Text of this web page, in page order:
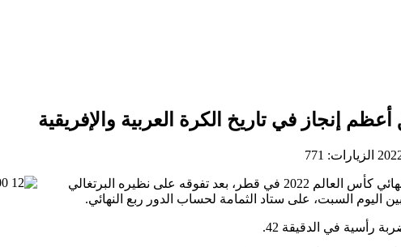
إنجاز في تاريخ الكرة العربية والإفريقية
الزيارات: 771
نجح منتخب المغرب في الوصول إلى نصف نهائي كأس العالم 2022 في قطر، بعد تفوقه على نظيره البرتغالي
اليوم السبت، على ستاد الثمامة لحساب الدور ربع النهائي.
رأسية في الدقيقة 42.